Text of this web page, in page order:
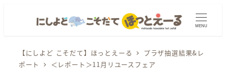
MENU
【にしよど こそだて】ほっとえーる
プラザ抽選結果&レ
ポート
＜レポート＞11月リユースフェア